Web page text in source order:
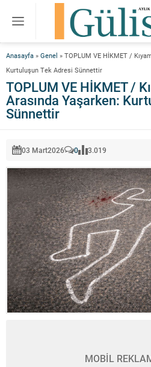
Anasayfa » Genel » TOPLUM VE HİKMET /
Kurtuluşun Tek Adresi Sünnettir
TOPLUM VE HİKMET /
Arasında Yaşarken:
Sünnettir
03 Mart2026 0 3.019
MOBİL